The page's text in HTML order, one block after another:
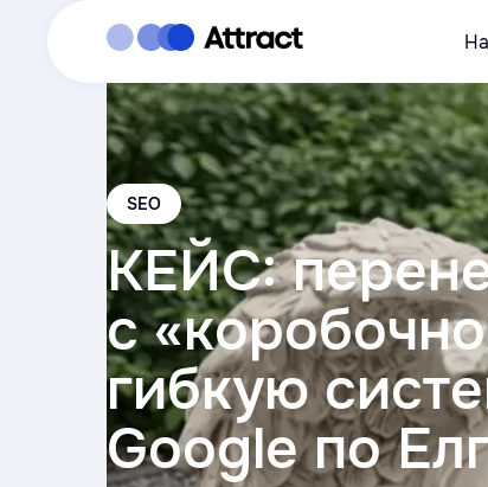
SEO
КЕЙС:
с
гибкую
Google по